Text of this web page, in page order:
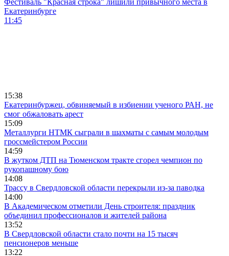
Фестиваль "Красная строка" лишили привычного места в
Екатеринбурге
11:45
15:38
Екатеринбуржец, обвиняемый в избиении ученого РАН, не
смог обжаловать арест
15:09
Металлурги НТМК сыграли в шахматы с самым молодым
гроссмейстером России
14:59
В жутком ДТП на Тюменском тракте сгорел чемпион по
рукопашному бою
14:08
Трассу в Свердловской области перекрыли из-за паводка
14:00
В Академическом отметили День строителя: праздник
объединил профессионалов и жителей района
13:52
В Свердловской области стало почти на 15 тысяч
пенсионеров меньше
13:22